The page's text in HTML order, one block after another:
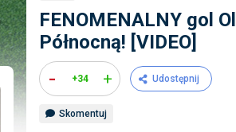
FENOMENALNY gol
Północną! [VIDEO]
- +34 + Udostępnij
Skomentuj